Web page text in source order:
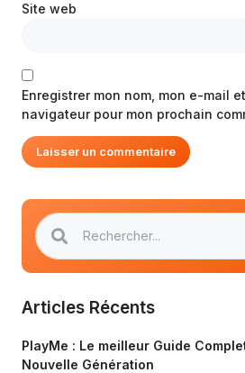
Site web
Enregistrer mon nom, mon e-mail
navigateur pour mon prochain
Articles Récents
PlayMe : Le meilleur Guide
Nouvelle Génération